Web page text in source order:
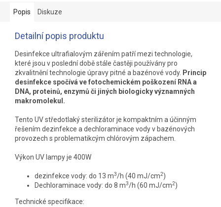
Popis Diskuze
Detailní popis produktu
Desinfekce ultrafialovým zářením patří mezi technologie,
které jsou v poslední době stále častěji používány pro
zkvalitnění technologie úpravy pitné a bazénové vody. Princip
desinfekce spočívá ve fotochemickém poškození RNA a
DNA, proteinů, enzymů či jiných biologicky významných
makromolekul.
Tento UV středotlaký sterilizátor je kompaktním a účinným
řešením dezinfekce a dechloraminace vody v bazénových
provozech s problematikcým chlórovým zápachem.
Výkon UV lampy je 400W
dezinfekce vody: do 13 m3/h (40 mJ/cm2)
Dechloraminace vody: do 8 m3/h (60 mJ/cm2)
Technické specifikace: